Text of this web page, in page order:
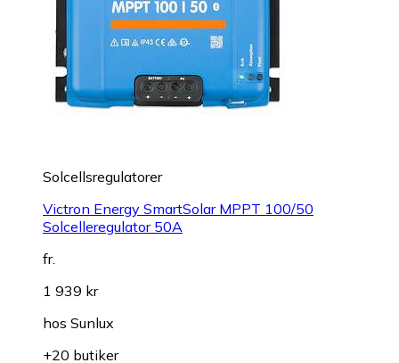
Solcellsregulatorer
Victron Energy SmartSolar MPPT 100/50
Solcelleregulator 50A
fr.
1 939 kr
hos Sunlux
+20 butiker